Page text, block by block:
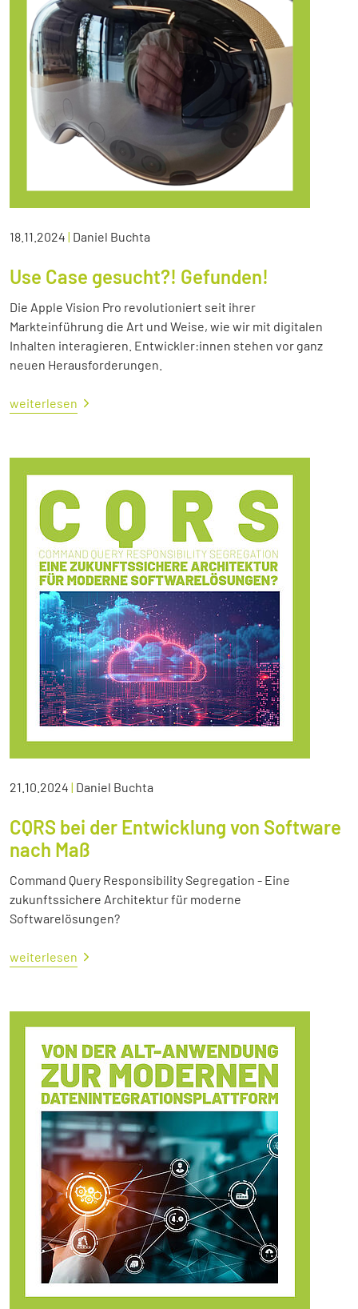
18.11.2024 | Daniel Buchta
Use Case gesucht?! Gefunden!
Die Apple Vision Pro revolutioniert seit ihrer
Markteinführung die Art und Weise, wie wir mit digitalen
Inhalten interagieren. Entwickler:innen stehen vor ganz
neuen Herausforderungen.
weiterlesen
21.10.2024 | Daniel Buchta
CQRS bei der Entwicklung von Software
nach Maß
Command Query Responsibility Segregation - Eine
zukunftssichere Architektur für moderne
Softwarelösungen?
weiterlesen